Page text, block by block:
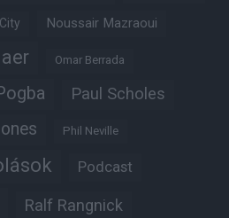
Noussair Mazraoui
Omar Berrada
Paul Scholes
Phil Neville
Podcast
Ralf Rangnick